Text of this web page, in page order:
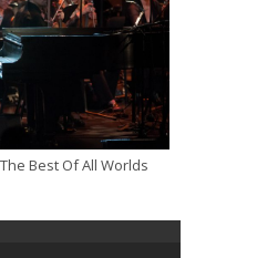
The Best Of All Worlds